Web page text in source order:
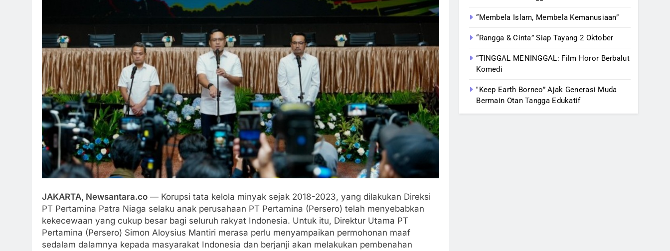
JAKARTA, Newsantara.co — Korupsi tata kelola minyak sejak 2018-2023, yang dilakukan Direksi
PT Pertamina Patra Niaga selaku anak perusahaan PT Pertamina (Persero) telah menyebabkan
kekecewaan yang cukup besar bagi seluruh rakyat Indonesia. Untuk itu, Direktur Utama PT
Pertamina (Persero) Simon Aloysius Mantiri merasa perlu menyampaikan permohonan maaf
sedalam dalamnya kepada masyarakat Indonesia dan berjanji akan melakukan pembenahan
“Membela Islam, Membela Kemanusiaan”
“Rangga & Cinta” Siap Tayang 2 Oktober
“TINGGAL MENINGGAL: Film Horor Berbalut
Komedi
‟Keep Earth Borneo” Ajak Generasi Muda
Bermain Otan Tangga Edukatif